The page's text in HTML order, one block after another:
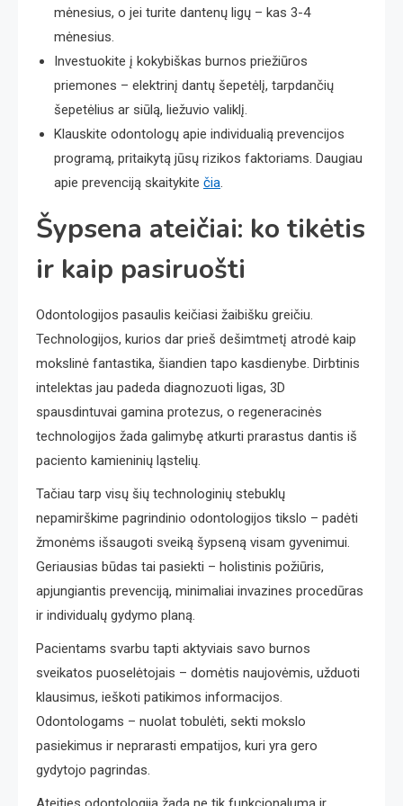
mėnesius, o jei turite dantenų ligų – kas 3-4
mėnesius.
Investuokite į kokybiškas burnos priežiūros
priemones – elektrinį dantų šepetėlį, tarpdančių
šepetėlius ar siūlą, liežuvio valiklį.
Klauskite odontologų apie individualią prevencijos
programą, pritaikytą jūsų rizikos faktoriams. Daugiau
apie prevenciją skaitykite čia.
Šypsena ateičiai: ko tikėtis
ir kaip pasiruošti
Odontologijos pasaulis keičiasi žaibišku greičiu.
Technologijos, kurios dar prieš dešimtmetį atrodė kaip
mokslinė fantastika, šiandien tapo kasdienybe. Dirbtinis
intelektas jau padeda diagnozuoti ligas, 3D
spausdintuvai gamina protezus, o regeneracinės
technologijos žada galimybę atkurti prarastus dantis iš
paciento kamieninių ląstelių.
Tačiau tarp visų šių technologinių stebuklų
nepamirškime pagrindinio odontologijos tikslo – padėti
žmonėms išsaugoti sveiką šypseną visam gyvenimui.
Geriausias būdas tai pasiekti – holistinis požiūris,
apjungiantis prevenciją, minimaliai invazines procedūras
ir individualų gydymo planą.
Pacientams svarbu tapti aktyviais savo burnos
sveikatos puoselėtojais – domėtis naujovėmis, užduoti
klausimus, ieškoti patikimos informacijos.
Odontologams – nuolat tobulėti, sekti mokslo
pasiekimus ir neprarasti empatijos, kuri yra gero
gydytojo pagrindas.